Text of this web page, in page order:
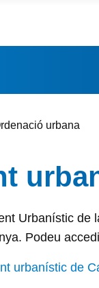
urbana
Urbanístic de
Podeu
urbanístic de